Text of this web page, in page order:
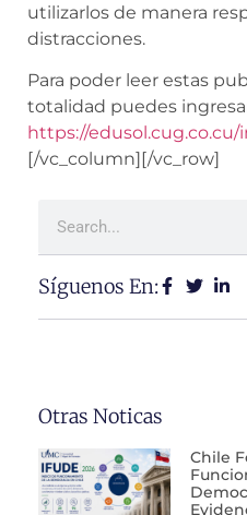
utilizarlos de manera
distracciones.
Para poder leer estas
totalidad puedes
https://
[/vc_column][/vc_row]
Síguenos En:
Otras Noticas
Chile